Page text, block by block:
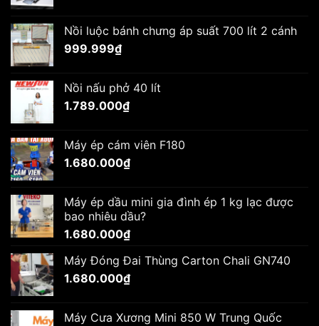
Nồi luộc bánh chưng áp suất 700 lít 2 cánh
999.999₫
Nồi nấu phở 40 lít
1.789.000₫
Máy ép cám viên F180
1.680.000₫
Máy ép dầu mini gia đình ép 1 kg lạc được
bao nhiêu dầu?
1.680.000₫
Máy Đóng Đai Thùng Carton Chali GN740
1.680.000₫
Máy Cưa Xương Mini 850 W Trung Quốc